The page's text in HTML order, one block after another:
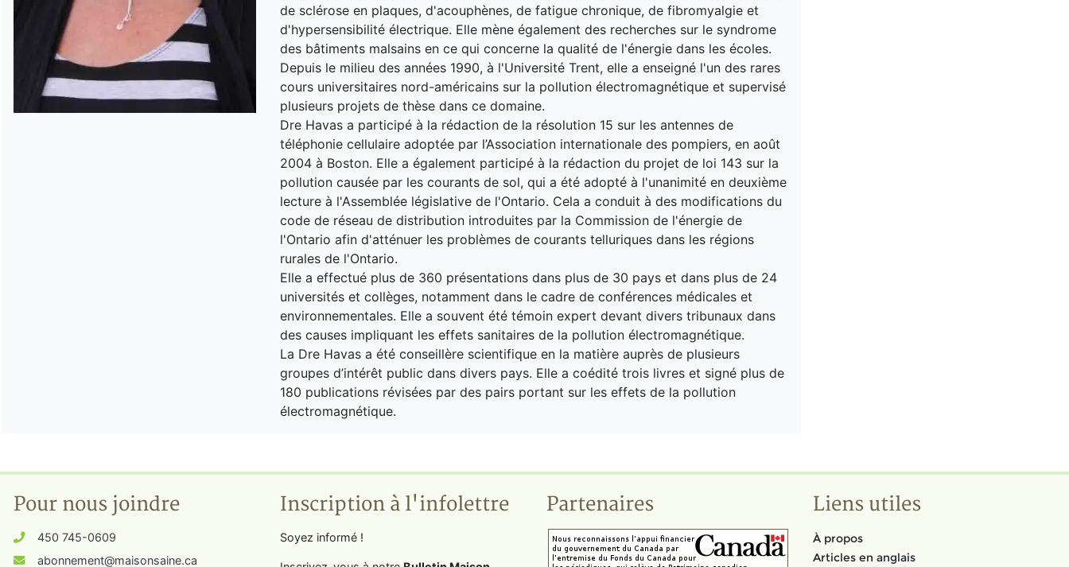
de sclérose en plaques, d'acouphènes, de fatigue chronique, de fibromyalgie et
d'hypersensibilité électrique. Elle mène également des recherches sur le syndrome
des bâtiments malsains en ce qui concerne la qualité de l'énergie dans les écoles.
Depuis le milieu des années 1990, à l'Université Trent, elle a enseigné l'un des rares
cours universitaires nord-américains sur la pollution électromagnétique et supervisé
plusieurs projets de thèse dans ce domaine.
Dre Havas a participé à la rédaction de la résolution 15 sur les antennes de
téléphonie cellulaire adoptée par l’Association internationale des pompiers, en août
2004 à Boston. Elle a également participé à la rédaction du projet de loi 143 sur la
pollution causée par les courants de sol, qui a été adopté à l'unanimité en deuxième
lecture à l'Assemblée législative de l'Ontario. Cela a conduit à des modifications du
code de réseau de distribution introduites par la Commission de l'énergie de
l'Ontario afin d'atténuer les problèmes de courants telluriques dans les régions
rurales de l'Ontario.
Elle a effectué plus de 360 ​​présentations dans plus de 30 pays et dans plus de 24
universités et collèges, notamment dans le cadre de conférences médicales et
environnementales. Elle a souvent été témoin expert devant divers tribunaux dans
des causes impliquant les effets sanitaires de la pollution électromagnétique.
La Dre Havas a été conseillère scientifique en la matière auprès de plusieurs
groupes d’intérêt public dans divers pays. Elle a coédité trois livres et signé plus de
180 publications révisées par des pairs portant sur les effets de la pollution
électromagnétique.
Pour nous joindre
450 745-0609
abonnement@maisonsaine.ca
Inscription à l'infolettre
Soyez informé !
Partenaires Liens utiles
À propos
Articles en anglais